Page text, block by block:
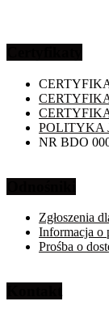
POLITYKA
NR BDO
Zgłoszenia
Informacja o
Prośba o